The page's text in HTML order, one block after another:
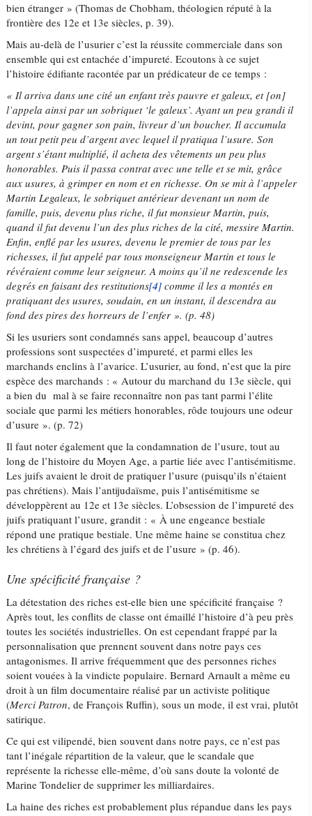
bien étranger » (Thomas de Chobham, théologien réputé à la
frontière des 12e et 13e siècles, p. 39).
Mais au-delà de l’usurier c’est la réussite commerciale dans son
ensemble qui est entachée d’impureté. Ecoutons à ce sujet
l’histoire édifiante racontée par un prédicateur de ce temps :
« Il arriva dans une cité un enfant très pauvre et galeux, et [on]
l’appela ainsi par un sobriquet ‘le galeux’. Ayant un peu grandi il
devint, pour gagner son pain, livreur d’un boucher. Il accumula
un tout petit peu d’argent avec lequel il pratiqua l’usure. Son
argent s’étant multiplié, il acheta des vêtements un peu plus
honorables. Puis il passa contrat avec une telle et se mit, grâce
aux usures, à grimper en nom et en richesse. On se mit à l’appeler
Martin Legaleux, le sobriquet antérieur devenant un nom de
famille, puis, devenu plus riche, il fut monsieur Martin, puis,
quand il fut devenu l’un des plus riches de la cité, messire Martin.
Enfin, enflé par les usures, devenu le premier de tous par les
richesses, il fut appelé par tous monseigneur Martin et tous le
révéraient comme leur seigneur. A moins qu’il ne redescende les
degrés en faisant des restitutions[4] comme il les a montés en
pratiquant des usures, soudain, en un instant, il descendra au
fond des pires des horreurs de l’enfer ». (p. 48)
Si les usuriers sont condamnés sans appel, beaucoup d’autres
professions sont suspectées d’impureté, et parmi elles les
marchands enclins à l’avarice. L’usurier, au fond, n’est que la pire
espèce des marchands : « Autour du marchand du 13e siècle, qui
a bien du mal à se faire reconnaître non pas tant parmi l’élite
sociale que parmi les métiers honorables, rôde toujours une odeur
d’usure ». (p. 72)
Il faut noter également que la condamnation de l’usure, tout au
long de l’histoire du Moyen Age, a partie liée avec l’antisémitisme.
Les juifs avaient le droit de pratiquer l’usure (puisqu’ils n’étaient
pas chrétiens). Mais l’antijudaïsme, puis l’antisémitisme se
développèrent au 12e et 13e siècles. L’obsession de l’impureté des
juifs pratiquant l’usure, grandit : « À une engeance bestiale
répond une pratique bestiale. Une même haine se constitua chez
les chrétiens à l’égard des juifs et de l’usure » (p. 46).
Une spécificité française ?
La détestation des riches est-elle bien une spécificité française ?
Après tout, les conflits de classe ont émaillé l’histoire d’à peu près
toutes les sociétés industrielles. On est cependant frappé par la
personnalisation que prennent souvent dans notre pays ces
antagonismes. Il arrive fréquemment que des personnes riches
soient vouées à la vindicte populaire. Bernard Arnault a même eu
droit à un film documentaire réalisé par un activiste politique
(Merci Patron, de François Ruffin), sous un mode, il est vrai, plutôt
satirique.
Ce qui est vilipendé, bien souvent dans notre pays, ce n’est pas
tant l’inégale répartition de la valeur, que le scandale que
représente la richesse elle-même, d’où sans doute la volonté de
Marine Tondelier de supprimer les milliardaires.
La haine des riches est probablement plus répandue dans les pays